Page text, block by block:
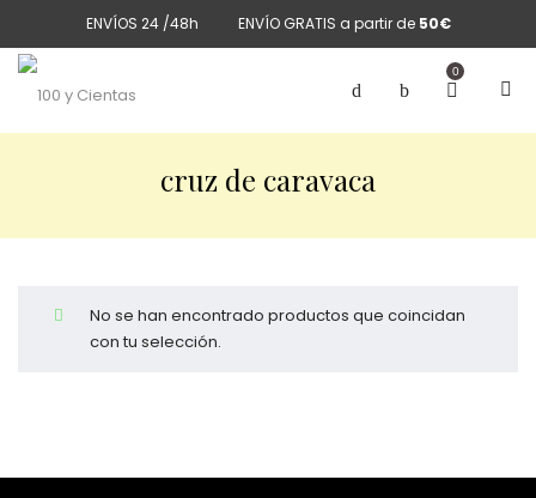
ENVÍOS 24 /48h ENVÍO GRATIS a partir de 50€
0
cruz de caravaca
No se han encontrado productos que coincidan
con tu selección.